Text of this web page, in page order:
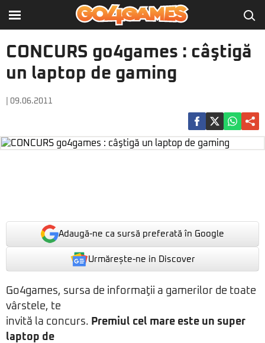
CONCURS go4games : câştigă
un laptop de gaming
| 09.06.2011
Adaugă-ne ca sursă preferată în Google
Urmărește-ne in Discover
Go4games, sursa de informaţii a gamerilor de toate
vârstele, te
invită la concurs. Premiul cel mare este un super
laptop de